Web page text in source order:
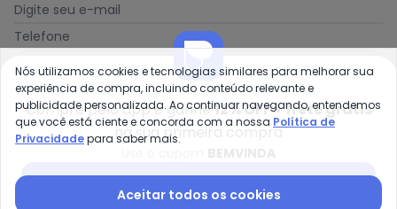
Digite seu e-mail
Telefone
Receber novidades
Ao enviar o cadastro, você concorda com a nossa Política
de Privacidade
Compre pelo app e ganhe12% OFF + frete grátis
na sua primeira compra
Nós utilizamos cookies e tecnologias similares para melhorar sua
experiência de compra, incluindo conteúdo relevante e
publicidade personalizada. Ao continuar navegando, entendemos
que você está ciente e concorda com a nossa Política de
Privacidadepara saber mais.
Aceitar todos os cookies